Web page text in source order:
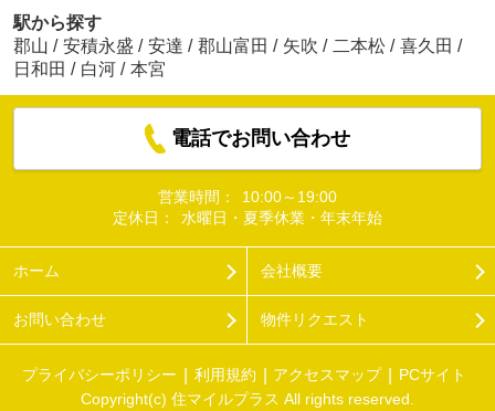
駅から探す
郡山 / 安積永盛 / 安達 / 郡山富田 / 矢吹 / 二本松 / 喜久田 /
日和田 / 白河 / 本宮
電話でお問い合わせ
営業時間：
10:00～19:00
定休日：
水曜日・夏季休業・年末年始
ホーム 会社概要
お問い合わせ 物件リクエスト
プライバシーポリシー 利用規約 アクセスマップ
PCサイト
Copyright(c) 住マイルプラス All rights reserved.